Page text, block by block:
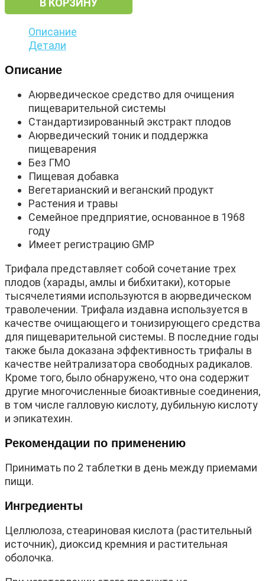
В КОРЗИНУ
Описание
Детали
Описание
Аюрведическое средство для очищения
пищеварительной системы
Стандартизированный экстракт плодов
Аюрведический тоник и поддержка
пищеварения
Без ГМО
Пищевая добавка
Вегетарианский и веганский продукт
Растения и травы
Семейное предприятие, основанное в 1968
году
Имеет регистрацию GMP
Трифала представляет собой сочетание трех
плодов (харады, амлы и бибхитаки), которые
тысячелетиями используются в аюрведическом
траволечении. Трифала издавна используется в
качестве очищающего и тонизирующего средства
для пищеварительной системы. В последние годы
также была доказана эффективность трифалы в
качестве нейтрализатора свободных радикалов.
Кроме того, было обнаружено, что она содержит
другие многочисленные биоактивные соединения,
в том числе галловую кислоту, дубильную кислоту
и эпикатехин.
Рекомендации по применению
Принимать по 2 таблетки в день между приемами
пищи.
Ингредиенты
Целлюлоза, стеариновая кислота (растительный
источник), диоксид кремния и растительная
оболочка.